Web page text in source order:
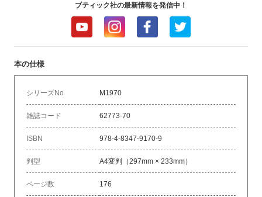
ブティック社の最新情報を発信中！
本の仕様
シリーズNo M1970
雑誌コード 62773-70
ISBN 978-4-8347-9170-9
判型 A4変判（297mm × 233mm）
ページ数 176